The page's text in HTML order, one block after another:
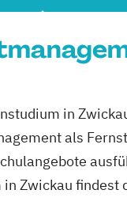
in
als
Zwickau